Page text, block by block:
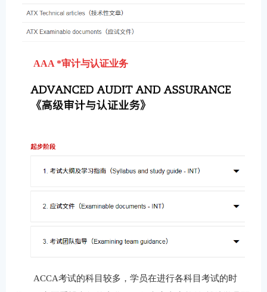
AAA *审计与认证业务
ACCA考试的科目较多，学员在进行各科目考试的时